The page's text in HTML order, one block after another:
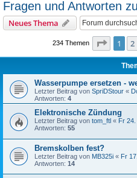
Fragen und Antworten
Neues Thema
234 Themen Seite 1
1 2
Wasserpumpe ersetzen -
Letzter Beitrag von SpriDStour «
Antworten: 4
Elektronische Zündung
Letzter Beitrag von tom_ftl « Fr
Antworten: 55
Bremskolben fest?
Letzter Beitrag von MB325i « Fr
Antworten: 14